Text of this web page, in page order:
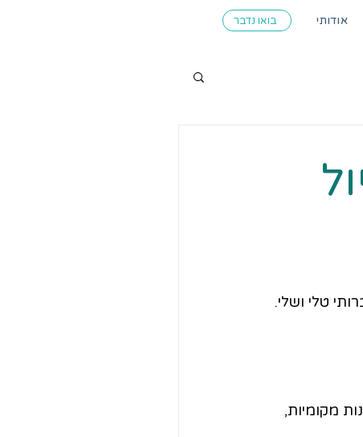
בואו נדבר אודותי
טלי ושלי.
מקומיות,